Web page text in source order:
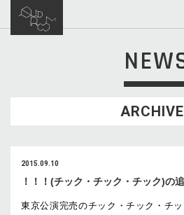
2015.09.10
！！！(チック・チック・チック)の
東京公演完売のチック・チック・チ